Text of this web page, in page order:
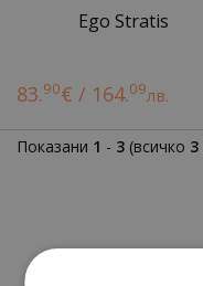
Ego Stratis
83.90€ / 164.09лв.
Показани 1 - 3 (всичко 3